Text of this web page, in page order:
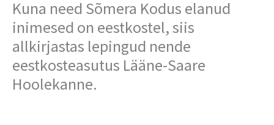
Kuna need Sõmera Kodus elanud
inimesed on eestkostel, siis
allkirjastas lepingud nende
eestkosteasutus Lääne-Saare
Hoolekanne.